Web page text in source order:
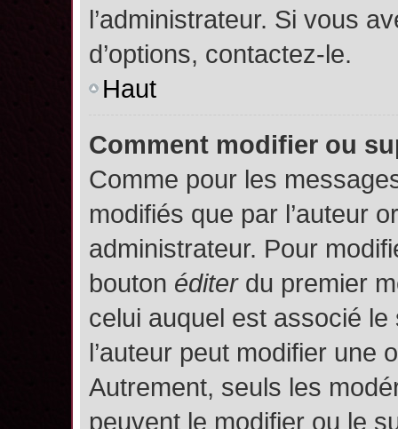
l’administrateur. Si vous
d’options, contactez-le.
Haut
Comment modifier ou
Comme pour les
modifiés que par l’auteur
administrateur. Pour
bouton éditerdu premier
celui auquel est associé le
l’auteur peut modifier une
Autrement, seuls les
peuvent le modifier ou le